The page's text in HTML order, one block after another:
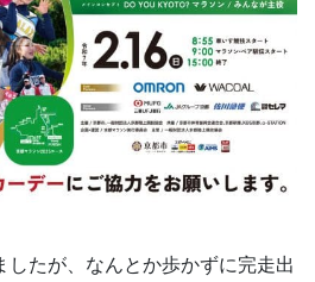
たが、なんとか歩かずに完走出